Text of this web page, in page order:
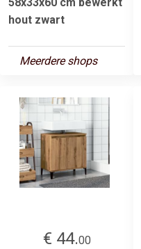
hout zwart
Meerdere shops
€ 44.00